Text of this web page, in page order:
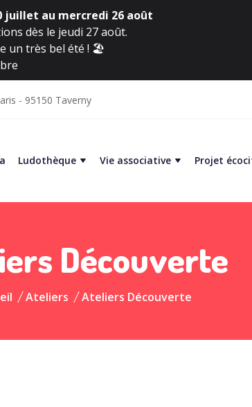
juillet au mercredi 26 août
dès le jeudi 27 août.
un très bel été ! 🏖️
- 95150 Taverny
Ludothèque Vie associative Projet
Découverte
Ateliers Ateliers Découverte